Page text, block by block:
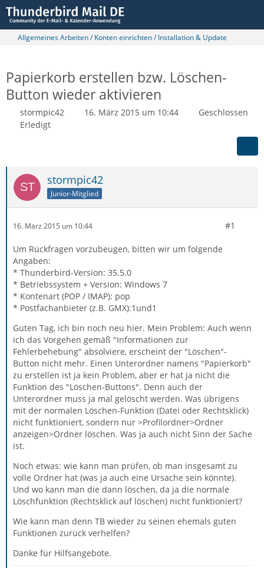
Allgemeines Arbeiten / Konten einrichten / Installation & Update
Papierkorb erstellen bzw. Löschen-
Button wieder aktivieren
stormpic42 16. März 2015 um 10:44
Geschlossen
Erledigt
stormpic42
Junior-Mitglied
16. März 2015 um 10:44 #1
Um Rückfragen vorzubeugen, bitten wir um folgende
Angaben:
* Thunderbird-Version: 35.5.0
* Betriebssystem + Version: Windows 7
* Kontenart (POP / IMAP): pop
* Postfachanbieter (z.B. GMX):1und1
Guten Tag, ich bin noch neu hier. Mein Problem: Auch wenn
ich das Vorgehen gemäß "Informationen zur
Fehlerbehebung" absolviere, erscheint der "Löschen"-
Button nicht mehr. Einen Unterordner namens "Papierkorb"
zu erstellen ist ja kein Problem, aber er hat ja nicht die
Funktion des "Löschen-Buttons". Denn auch der
Unterordner muss ja mal gelöscht werden. Was übrigens
mit der normalen Löschen-Funktion (Datei oder Rechtsklick)
nicht funktioniert, sondern nur >Profilordner>Ordner
anzeigen>Ordner löschen. Was ja auch nicht Sinn der Sache
ist.
Noch etwas: wie kann man prüfen, ob man insgesamt zu
volle Ordner hat (was ja auch eine Ursache sein könnte).
Und wo kann man die dann löschen, da ja die normale
Löschfunktion (Rechtsklick auf löschen) nicht funktioniert?
Wie kann man denn TB wieder zu seinen ehemals guten
Funktionen zurück verhelfen?
Danke für Hilfsangebote.